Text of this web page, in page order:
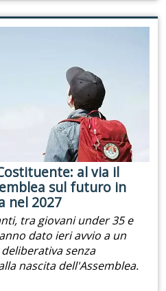
al via il
sul futuro in
nel 2027
tra giovani under 35 e
dato ieri avvio a un
senza
nascita dell'Assemblea.